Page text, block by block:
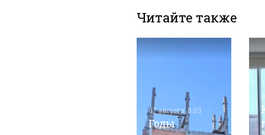
Читайте также
07 августа, 8:03
Годы